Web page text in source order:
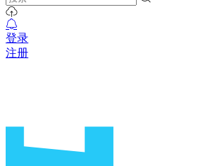
登录
注册